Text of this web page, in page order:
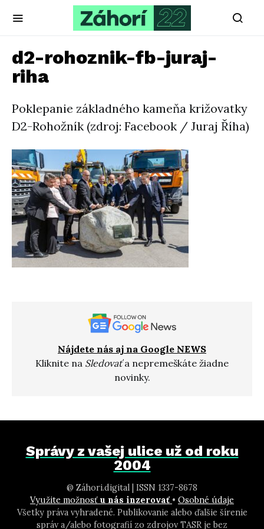
d2-rohoznik-fb-juraj-
riha
Poklepanie základného kameňa križovatky
D2-Rohožník (zdroj: Facebook / Juraj Říha)
Nájdete nás aj na Google NEWS
Kliknite na Sledovaťa nepremeškáte žiadne
novinky.
Správy z vašej ulice už od roku
2004
@ Záhori.digital | ISSN 1337-8678
Využite možnosť u nás inzerovať • Osobné údaje
Všetky práva vyhradené. Publikovanie alebo ďalšie šírenie
správ a/alebo fotografií zo zdrojov TASR je bez